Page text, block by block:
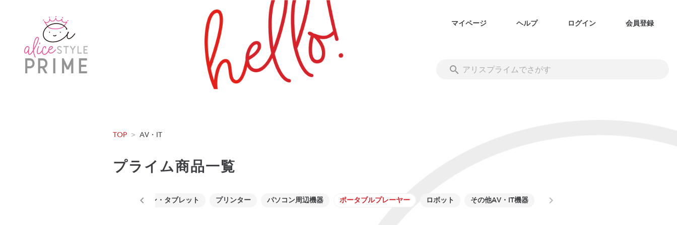
マイページ ヘルプ ログイン 会員登録
TOP > AV・IT
プライム商品一覧
ノートパソコン・タブレット プリンター パソコン周辺機器 ポータブルプレーヤー ロボット その他AV・IT機器